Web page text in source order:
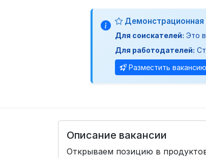
Демонстрационная
Для соискателей: Это
Для работодателей:
Разместить вакансию
Описание вакансии
Открываем позицию в